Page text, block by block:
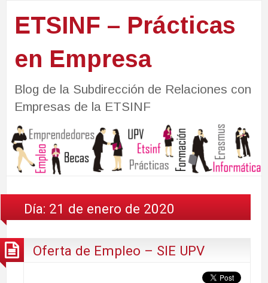
ETSINF – Prácticas
en Empresa
Blog de la Subdirección de Relaciones con
Empresas de la ETSINF
Día: 21 de enero de 2020
Oferta de Empleo – SIE UPV